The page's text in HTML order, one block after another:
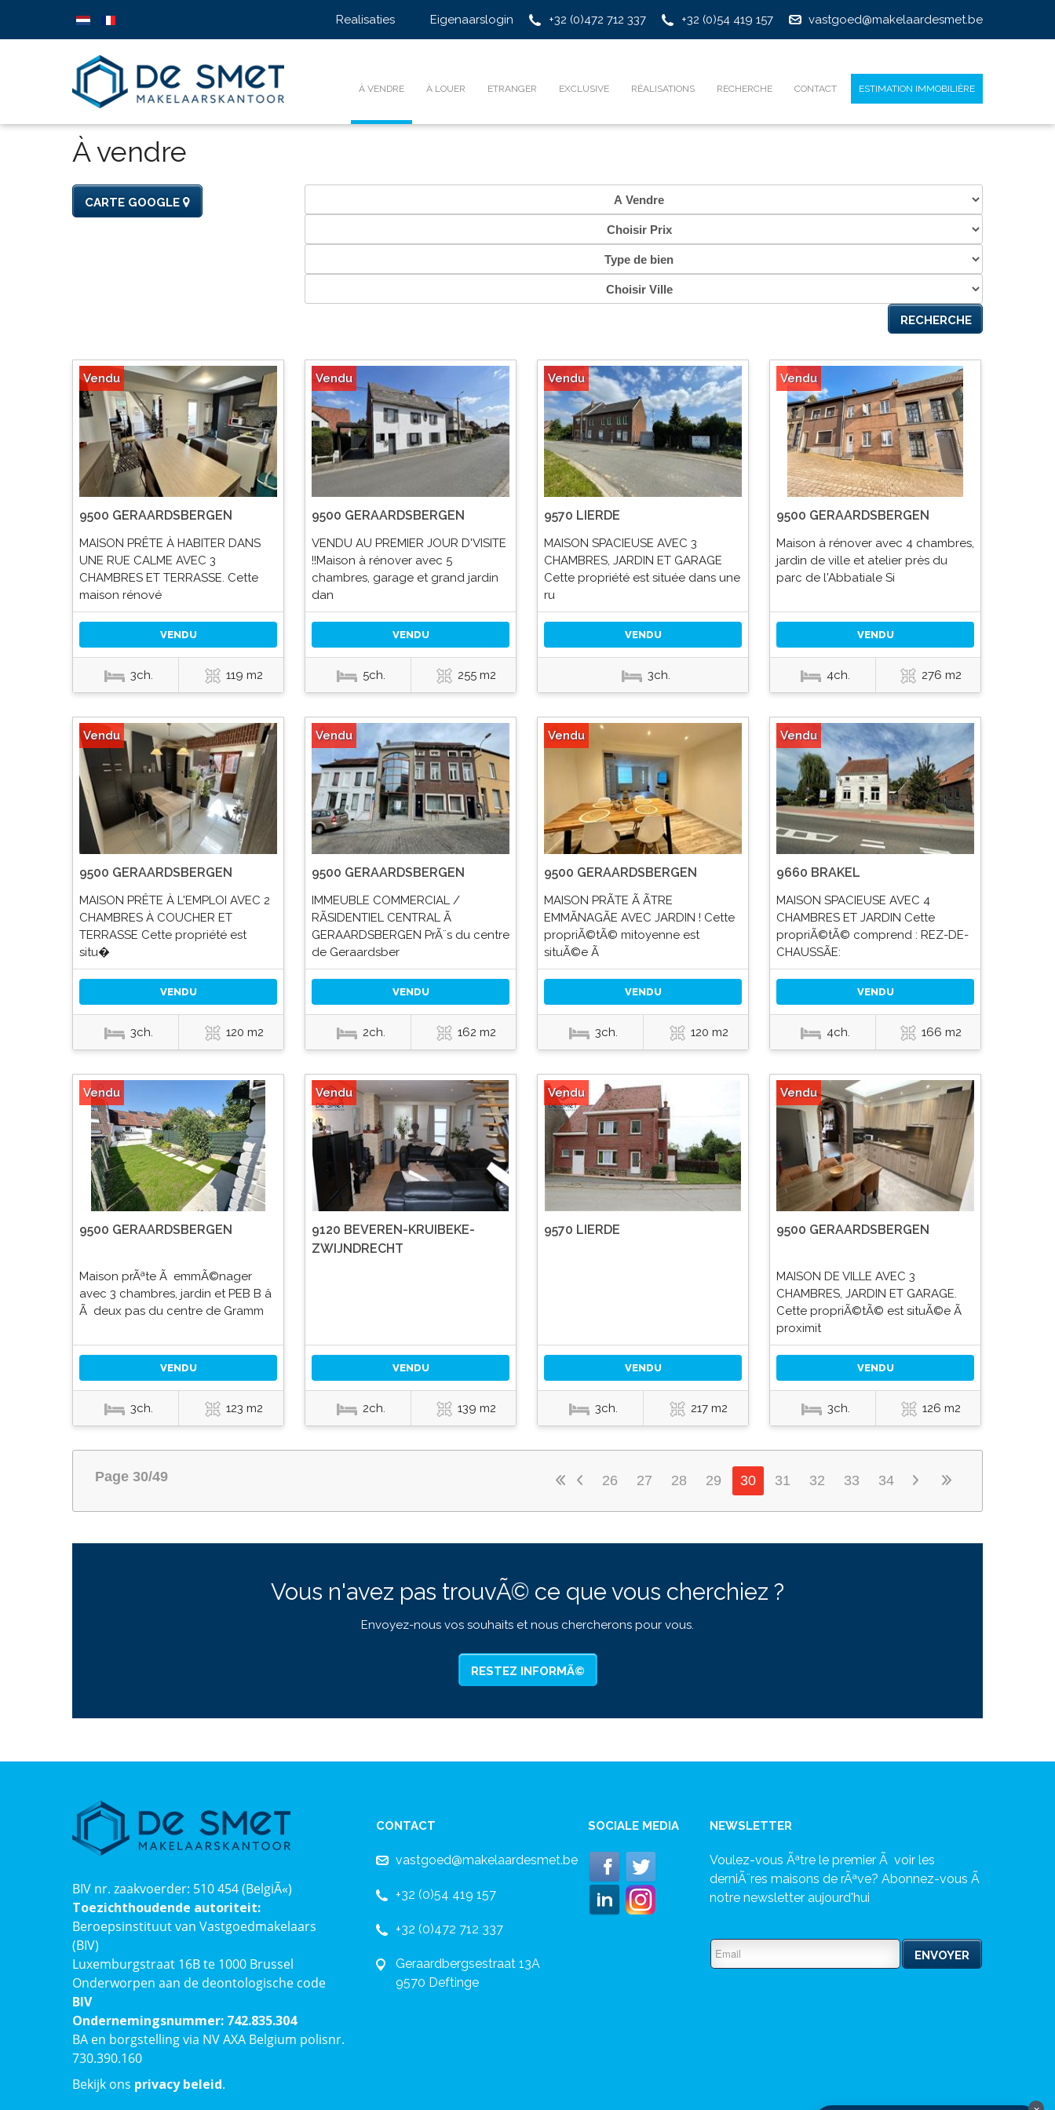
vastgoed@makelaardesmet.be
+32 (0)54 419 157
+32 (0)472 712 337
Eigenaarslogin
Realisaties
À VENDRE À LOUER ETRANGER EXCLUSIVE RÉALISATIONS RECHERCHE CONTACT ESTIMATION IMMOBILIÈRE
À vendre
CARTE GOOGLE
Vendu
9500 GERAARDSBERGEN
MAISON PRÊTE À HABITER DANS
UNE RUE CALME AVEC 3
CHAMBRES ET TERRASSE. Cette
maison rénové
VENDU
3ch. 119 m2
Vendu
9500 GERAARDSBERGEN
VENDU AU PREMIER JOUR D'VISITE
!!Maison à rénover avec 5
chambres, garage et grand jardin
dan
VENDU
5ch. 255 m2
Vendu
9570 LIERDE
MAISON SPACIEUSE AVEC 3
CHAMBRES, JARDIN ET GARAGE
Cette propriété est située dans une
ru
VENDU
3ch.
Vendu
9500 GERAARDSBERGEN
Maison à rénover avec 4 chambres,
jardin de ville et atelier près du
parc de l'Abbatiale Si
VENDU
4ch. 276 m2
Vendu
9500 GERAARDSBERGEN
MAISON PRÊTE À L'EMPLOI AVEC 2
CHAMBRES À COUCHER ET
TERRASSE Cette propriété est
situ�
VENDU
3ch. 120 m2
Vendu
9500 GERAARDSBERGEN
IMMEUBLE COMMERCIAL /
RÃSIDENTIEL CENTRAL Ã
GERAARDSBERGEN PrÃ¨s du centre
de Geraardsber
VENDU
2ch. 162 m2
Vendu
9500 GERAARDSBERGEN
MAISON PRÃTE Ã ÃTRE
EMMÃNAGÃE AVEC JARDIN ! Cette
propriÃ©tÃ© mitoyenne est
situÃ©e Ã
VENDU
3ch. 120 m2
Vendu
9660 BRAKEL
MAISON SPACIEUSE AVEC 4
CHAMBRES ET JARDIN Cette
propriÃ©tÃ© comprend : REZ-DE-
CHAUSSÃE:
VENDU
4ch. 166 m2
Vendu
9500 GERAARDSBERGEN
Maison prÃªte Ã emmÃ©nager
avec 3 chambres, jardin et PEB B â
Ã deux pas du centre de Gramm
VENDU
3ch. 123 m2
Vendu
9120 BEVEREN-KRUIBEKE-
ZWIJNDRECHT
VENDU
2ch. 139 m2
Vendu
9570 LIERDE
VENDU
3ch. 217 m2
Vendu
9500 GERAARDSBERGEN
MAISON DE VILLE AVEC 3
CHAMBRES, JARDIN ET GARAGE.
Cette propriÃ©tÃ© est situÃ©e Ã
proximit
VENDU
3ch. 126 m2
Page 30/49 26 27 28 29 30 31 32 33 34
Vous n'avez pas trouvÃ© ce que vous cherchiez ?
Envoyez-nous vos souhaits et nous chercherons pour vous.
RESTEZ INFORMÃ©
BIV nr. zaakvoerder: 510 454 (BelgiÃ«)
Toezichthoudende autoriteit:
Beroepsinstituut van Vastgoedmakelaars
(BIV)
Luxemburgstraat 16B te 1000 Brussel
Onderworpen aan de deontologische code
BIV
Ondernemingsnummer: 742.835.304
BA en borgstelling via NV AXA Belgium polisnr.
730.390.160
Bekijk ons privacy beleid.
CONTACT
vastgoed@makelaardesmet.be
+32 (0)54 419 157
+32 (0)472 712 337
Geraardbergsestraat 13A
9570 Deftinge
SOCIALE MEDIA NEWSLETTER
Voulez-vous Ãªtre le premier Ã voir les
derniÃ¨res maisons de rÃªve? Abonnez-vous Ã
notre newsletter aujourd'hui